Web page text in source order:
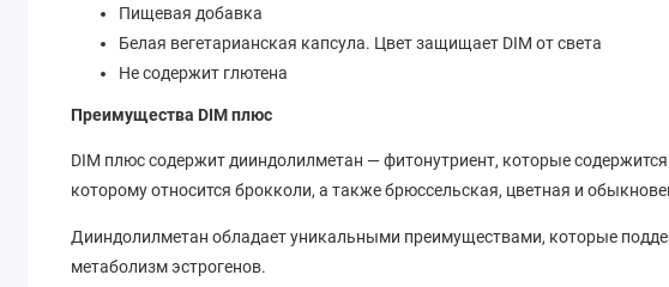
Пищевая добавка
Белая вегетарианская капсула. Цвет защищает DIM от света
Не содержит глютена
Преимущества DIM плюс
DIM плюс содержит дииндолилметан — фитонутриент, которые
которому относится брокколи, а также брюссельская, цветная и
Дииндолилметан обладает уникальными преимуществами, которые
метаболизм эстрогенов.